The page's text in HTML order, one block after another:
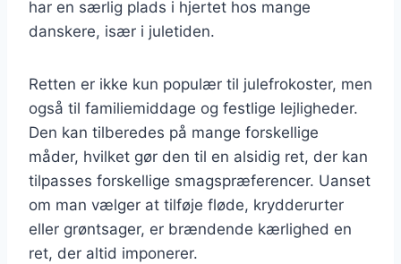
har en særlig plads i hjertet hos mange
danskere, især i juletiden.
Retten er ikke kun populær til julefrokoster, men
også til familiemiddage og festlige lejligheder.
Den kan tilberedes på mange forskellige
måder, hvilket gør den til en alsidig ret, der kan
tilpasses forskellige smagspræferencer. Uanset
om man vælger at tilføje fløde, krydderurter
eller grøntsager, er brændende kærlighed en
ret, der altid imponerer.